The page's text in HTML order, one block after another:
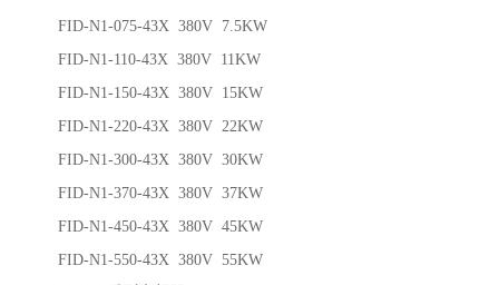
FID-N1-075-43X 380V 7.5KW
FID-N1-110-43X 380V 11KW
FID-N1-150-43X 380V 15KW
FID-N1-220-43X 380V 22KW
FID-N1-300-43X 380V 30KW
FID-N1-370-43X 380V 37KW
FID-N1-450-43X 380V 45KW
FID-N1-550-43X 380V 55KW